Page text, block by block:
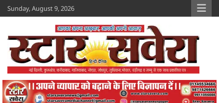
Skip
to
Sunday, August 9, 2026
Star Savera
www.starsavera.com